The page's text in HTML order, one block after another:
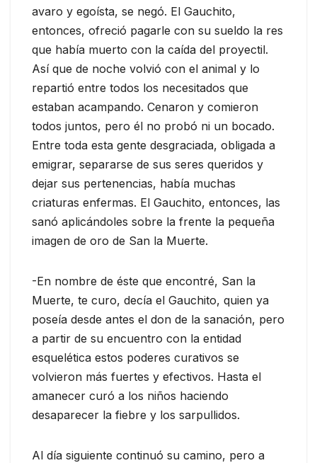
avaro y egoísta, se negó. El Gauchito,
entonces, ofreció pagarle con su sueldo la res
que había muerto con la caída del proyectil.
Así que de noche volvió con el animal y lo
repartió entre todos los necesitados que
estaban acampando. Cenaron y comieron
todos juntos, pero él no probó ni un bocado.
Entre toda esta gente desgraciada, obligada a
emigrar, separarse de sus seres queridos y
dejar sus pertenencias, había muchas
criaturas enfermas. El Gauchito, entonces, las
sanó aplicándoles sobre la frente la pequeña
imagen de oro de San la Muerte.
-En nombre de éste que encontré, San la
Muerte, te curo, decía el Gauchito, quien ya
poseía desde antes el don de la sanación, pero
a partir de su encuentro con la entidad
esquelética estos poderes curativos se
volvieron más fuertes y efectivos. Hasta el
amanecer curó a los niños haciendo
desaparecer la fiebre y los sarpullidos.
Al día siguiente continuó su camino, pero a